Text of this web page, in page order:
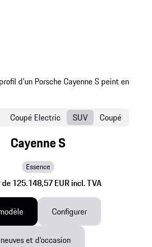
Cayenne S
Essence
125.148,57 EUR incl. TVA
Coupé Electric SUV Coupé
Configurer
et d’occasion